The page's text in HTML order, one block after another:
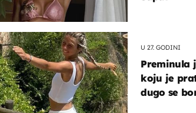
U 27. GODINI
Preminula
koju je
dugo se